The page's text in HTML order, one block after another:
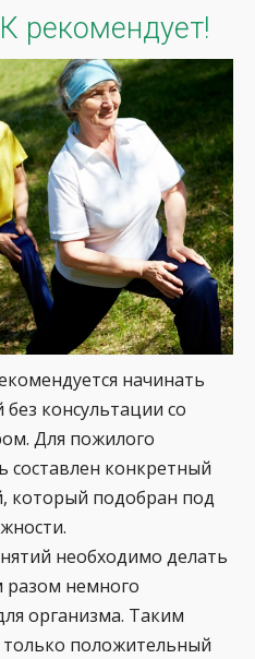
рекомендует!
начинать
консультации со
Для пожилого
составлен конкретный
который подобран под
необходимо делать
разом немного
организма. Таким
положительный